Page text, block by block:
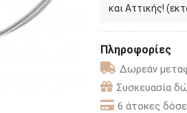
και Αττικής!
Πληροφορίες
Δωρεάν
Συσκευασία
6 άτοκες